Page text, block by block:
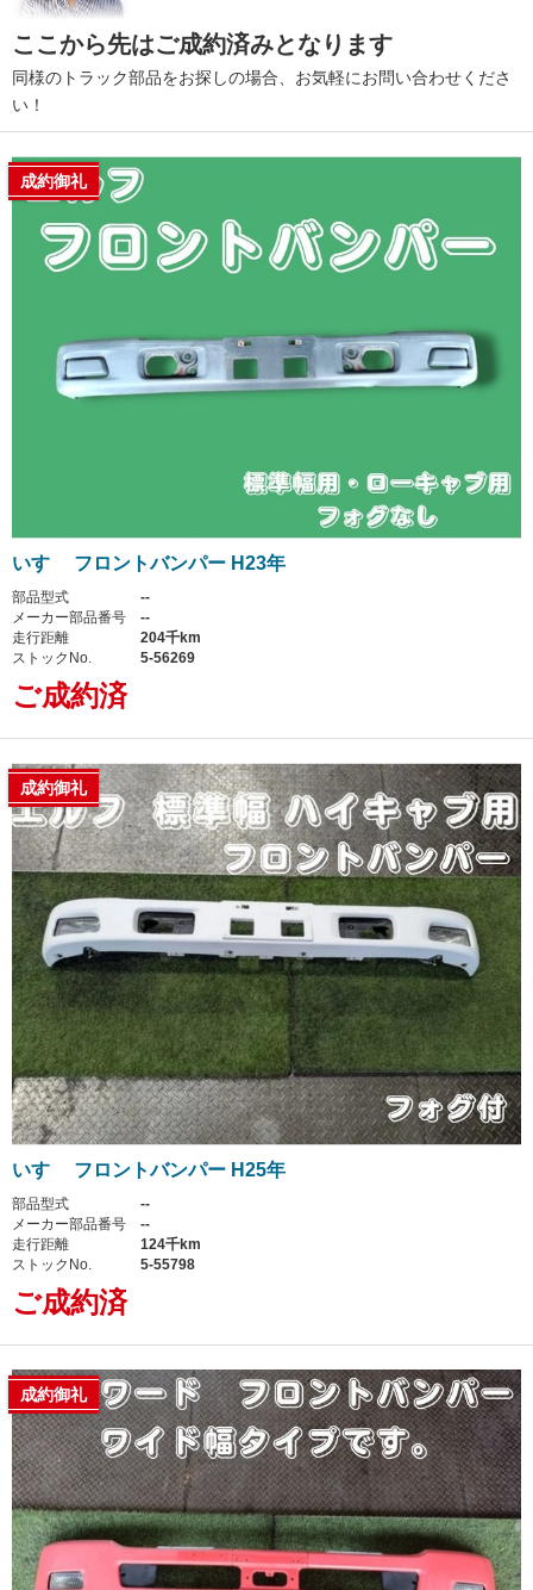
ここから先はご成約済みとなります
同様のトラック部品をお探しの場合、お気軽にお問い合わせくださ
い！
成約御礼
いすゞ フロントバンパー H23年
部品型式
--
メーカー部品番号
--
走行距離
204千km
ストックNo.
5-56269
ご成約済
成約御礼
いすゞ フロントバンパー H25年
部品型式
--
メーカー部品番号
--
走行距離
124千km
ストックNo.
5-55798
ご成約済
成約御礼